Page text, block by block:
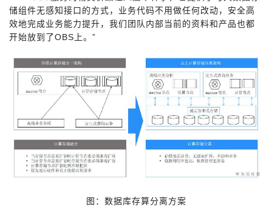
储组件无感知接口的方式，业务代码不用做任何改动，安全高
效地完成业务能力提升，我们团队内部当前的资料和产品也都
开始放到了OBS上。”
图：数据库存算分离方案